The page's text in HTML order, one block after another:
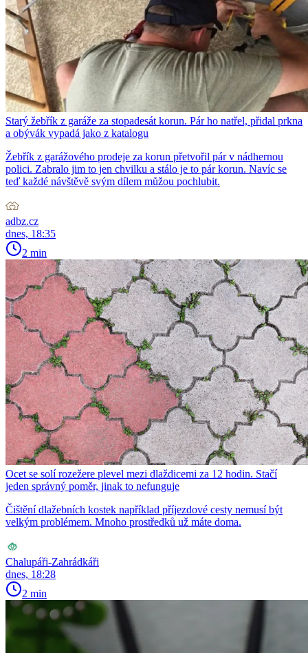
Starý žebřík z garáže za stopadesát korun. Pár ho natřel, přidal prkna
a obývák vypadá jako z katalogu
Žebřík z garážového prodeje za korun přetvořil pár v nádhernou
polici. Zabralo jim to jen chvilku a stálo je to pár korun. Navíc se
teď každé návštěvě svým dílem můžou pochlubit.
adbz.cz
dnes, 18:35
2 min
Ocet se solí rozežere plevel mezi dlaždicemi za 12 hodin. Stačí
jeden správný poměr, jinak to nefunguje
Čištění dlažebních kostek například příjezdové cesty nemusí být
velkým problémem. Mnoho prostředků už máte doma.
Chalupáři-Zahrádkáři
dnes, 18:28
2 min